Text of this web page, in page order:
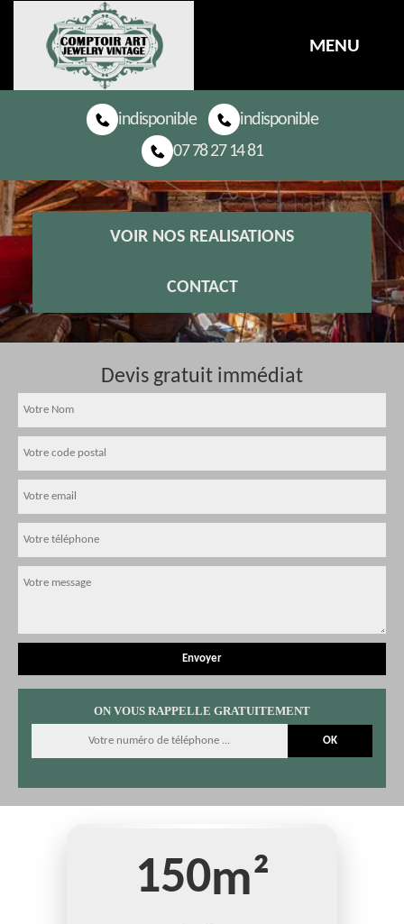
MENU
indisponible
indisponible
07 78 27 14 81
VOIR NOS REALISATIONS
CONTACT
Devis gratuit immédiat
ON VOUS RAPPELLE GRATUITEMENT
150m²